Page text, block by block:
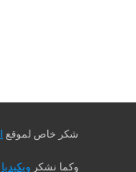
شكر خاص لموقع
وكما نشكر ويكيديا